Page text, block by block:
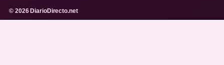
© 2026 DiarioDirecto.net